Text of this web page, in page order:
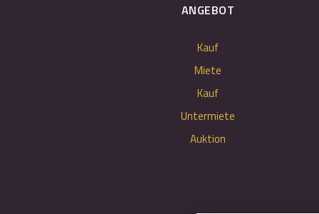
ANGEBOT
Kauf
Miete
Kauf
Untermiete
Auktion